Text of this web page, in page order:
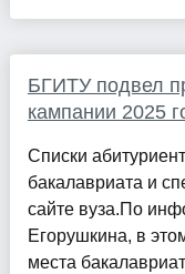
БГИТУ подвел
кампании 2025
Списки
бакалавриата и
сайте вуза.По
Егорушкина, в
места